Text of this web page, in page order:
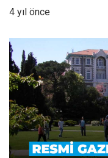
4 yıl önce